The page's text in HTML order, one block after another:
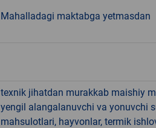
Mahalladagi maktabga yetmasdan
texnik jihatdan murakkab maishiy
yengil alangalanuvchi va yonuvchi
mahsulotlari, hayvonlar, termik